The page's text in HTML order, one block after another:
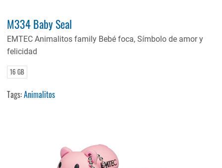
M334 Baby Seal
EMTEC Animalitos family Bebé foca, Símbolo de amor y
felicidad
16 GB
Tags:Animalitos